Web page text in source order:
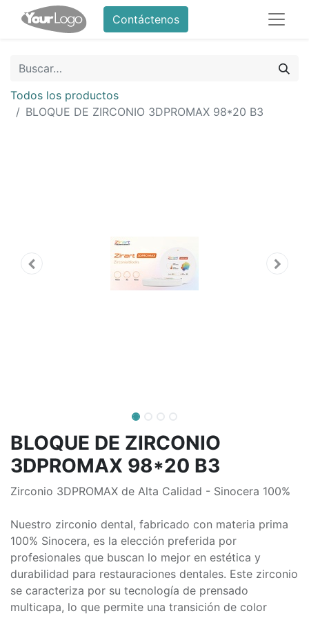
Contáctenos
Todos los productos
BLOQUE DE ZIRCONIO 3DPROMAX 98*20 B3
BLOQUE DE ZIRCONIO
3DPROMAX 98*20 B3
Zirconio 3DPROMAX de Alta Calidad - Sinocera 100%
Nuestro zirconio dental, fabricado con materia prima
100% Sinocera, es la elección preferida por
profesionales que buscan lo mejor en estética y
durabilidad para restauraciones dentales. Este zirconio
se caracteriza por su tecnología de prensado
multicapa, lo que permite una transición de color